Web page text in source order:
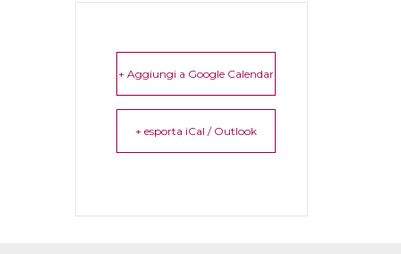
+ Aggiungi a Google Calendar
+ esporta iCal / Outlook